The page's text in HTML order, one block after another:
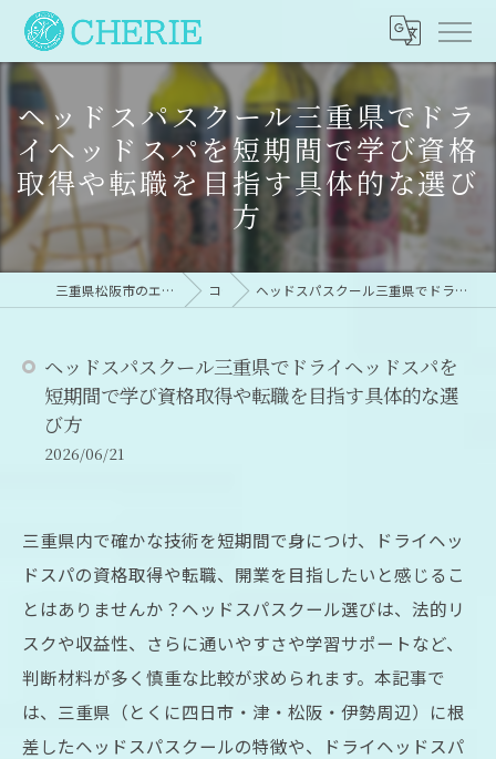
ヘッドスパスクール三重県でドラ
イヘッドスパを短期間で学び資格
取得や転職を目指す具体的な選び
方
三重県松阪市のエステならesthetic×dryheadspa CHERIE コラム ヘッドスパスクール三重県でドライヘッドスパを短期間で学び資格取得や転職を目指す具体的な選び方
ヘッドスパスクール三重県でドライヘッドスパを
短期間で学び資格取得や転職を目指す具体的な選
び方
2026/06/21
三重県内で確かな技術を短期間で身につけ、ドライヘッ
ドスパの資格取得や転職、開業を目指したいと感じるこ
とはありませんか？ヘッドスパスクール選びは、法的リ
スクや収益性、さらに通いやすさや学習サポートなど、
判断材料が多く慎重な比較が求められます。本記事で
は、三重県（とくに四日市・津・松阪・伊勢周辺）に根
差したヘッドスパスクールの特徴や、ドライヘッドスパ